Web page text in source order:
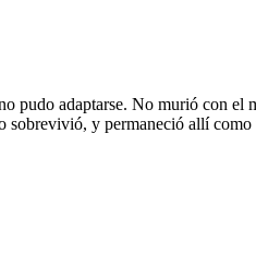
pudo adaptarse. No murió con
sobrevivió, y permaneció allí